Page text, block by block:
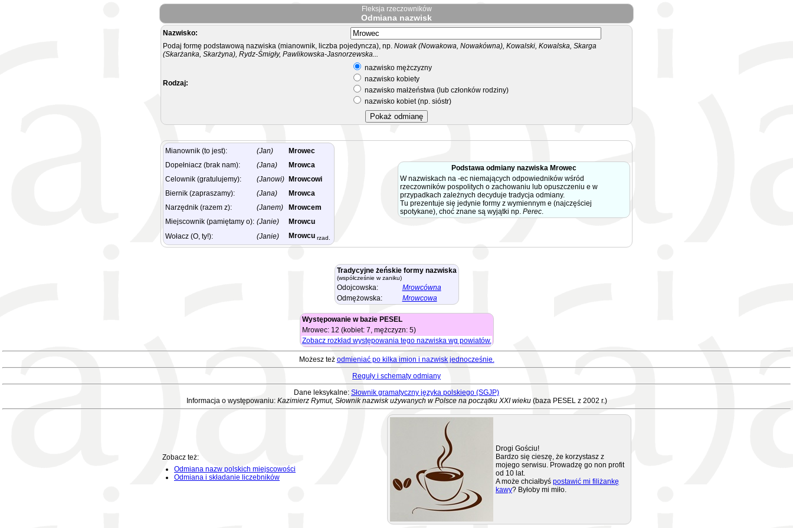
Fleksja rzeczowników
Odmiana nazwisk
Nazwisko:
Podaj formę podstawową nazwiska (mianownik, liczba pojedyncza), np. Nowak (Nowakowa, Nowakówna), Kowalski, Kowalska, Skarga
(Skarżanka, Skarżyna), Rydz-Śmigły, Pawlikowska-Jasnorzewska...
Rodzaj:
nazwisko mężczyzny
nazwisko kobiety
nazwisko małżeństwa (lub członków rodziny)
nazwisko kobiet (np. sióstr)
Mianownik (to jest): (Jan)
Mrowec
Dopełniacz (brak nam):
(Jana)
Mrowca
Celownik (gratulujemy):
(Janowi)
Mrowcowi
Biernik (zapraszamy):
(Jana)
Mrowca
Narzędnik (razem z):
(Janem)
Mrowcem
Miejscownik (pamiętamy o): (Janie)
Mrowcu
Wołacz (O, ty!):
(Janie) Mrowcu rzad.
Podstawa odmiany nazwiska Mrowec
W nazwiskach na -ec niemających odpowiedników wśród
rzeczowników pospolitych o zachowaniu lub opuszczeniu e w
przypadkach zależnych decyduje tradycja odmiany.
Tu prezentuje się jedynie formy z wymiennym e (najczęściej
spotykane), choć znane są wyjątki np. Perec.
Tradycyjne żeńskie formy nazwiska
(współcześnie w zaniku)
Odojcowska:
Mrowcówna
Odmężowska:
Mrowcowa
Występowanie w bazie PESEL
Mrowec: 12 (kobiet: 7, mężczyzn: 5)
Zobacz rozkład występowania tego nazwiska wg powiatów.
Możesz też odmieniać po kilka imion i nazwisk jednocześnie.
Reguły i schematy odmiany
Dane leksykalne: Słownik gramatyczny języka polskiego (SGJP)
Informacja o występowaniu: Kazimierz Rymut, Słownik nazwisk używanych w Polsce na początku XXI wieku(baza PESEL z 2002 r.)
Zobacz też:
Odmiana nazw polskich miejscowości
Odmiana i składanie liczebników
Drogi Gościu!
Bardzo się cieszę, że korzystasz z
mojego serwisu. Prowadzę go non profit
od 10 lat.
A może chciałbyś postawić mi filiżankę
kawy? Byłoby mi miło.